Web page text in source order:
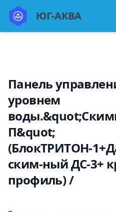
ЮГ АкваЮГ-АКВА
Панель
уровнем
П&quot;
(БлокТРИТОН-
ским-ный ДС-3+
профиль) /